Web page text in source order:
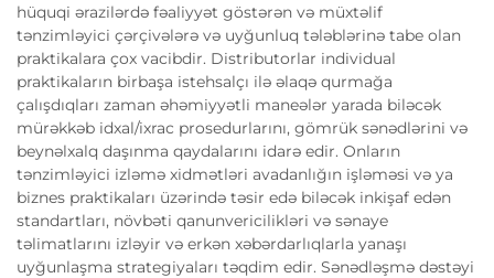
hüquqi ərazilərdə fəaliyyət göstərən və müxtəlif
tənzimləyici çərçivələrə və uyğunluq tələblərinə tabe olan
praktikalara çox vacibdir. Distributorlar individual
praktikaların birbaşa istehsalçı ilə əlaqə qurmağa
çalışdıqları zaman əhəmiyyətli maneələr yarada biləcək
mürəkkəb idxal/ixrac prosedurlarını, gömrük sənədlərini və
beynəlxalq daşınma qaydalarını idarə edir. Onların
tənzimləyici izləmə xidmətləri avadanlığın işləməsi və ya
biznes praktikaları üzərində təsir edə biləcək inkişaf edən
standartları, növbəti qanunvericilikləri və sənaye
təlimatlarını izləyir və erkən xəbərdarlıqlarla yanaşı
uyğunlaşma strategiyaları təqdim edir. Sənədləşmə dəstəyi